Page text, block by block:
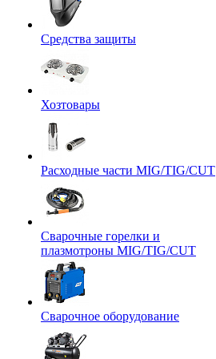
Средства защиты
Хозтовары
Расходные части MIG/TIG/CUT
Сварочные горелки и
плазмотроны MIG/TIG/CUT
Сварочное оборудование